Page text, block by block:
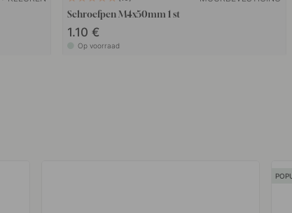
Schroefpen M4x50mm 1 st
1.10 €
Op voorraad